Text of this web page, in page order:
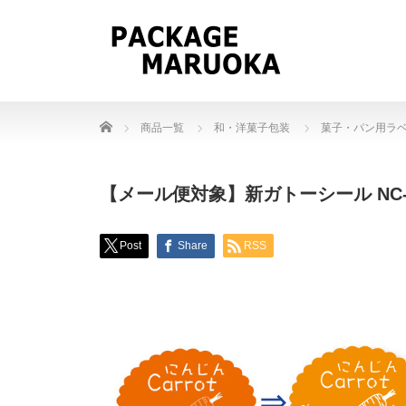
Home 商品一覧 和・洋菓子包装 菓子・パン用ラ
【メール便対象】新ガトーシール
Post Share RSS